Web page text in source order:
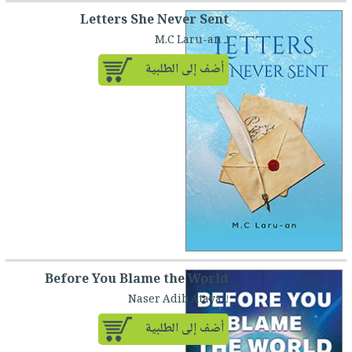
Letters She Never Sent
لـ M.C Laru-an
أضف إلى الطلبية
Before You Blame the World
لـ Naser Adib Ataya
أضف إلى الطلبية